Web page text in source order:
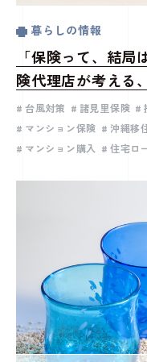
暮らしの情報
「保険って、結
険代理店が考える
台風対策 諸見里保険
マンション保険
沖縄移
マンション購入
住宅ロ